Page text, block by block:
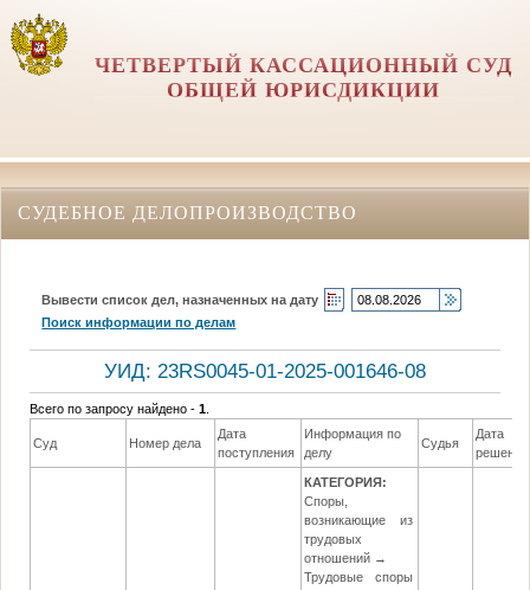
ЧЕТВЕРТЫЙ КАССАЦИОННЫЙ СУД
ОБЩЕЙ ЮРИСДИКЦИИ
СУДЕБНОЕ ДЕЛОПРОИЗВОДСТВО
Вывести список дел, назначенных на дату
Поиск информации по делам
УИД: 23RS0045-01-2025-001646-08
Всего по запросу найдено -1
Суд Номер дела
Дата
поступления
Информация по
делу
Судья
Дата
решения
КАТЕГОРИЯ:
Споры,
возникающие из
трудовых
отношений →
Трудовые споры